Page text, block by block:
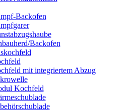
Backofen
Backofen
mit integriertem Abzug
Kochfeld